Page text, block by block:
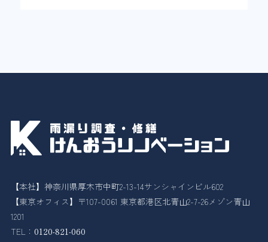
【本社】神奈川県厚木市中町2-13-14サンシャインビル602
【東京オフィス】〒107-0061 東京都港区北青山2-7-26メゾン青山
1201
TEL： 0120-821-060